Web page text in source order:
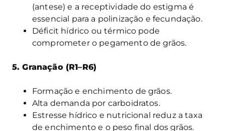
(antese) e a receptividade do estigma é
essencial para a polinização e fecundação.
Déficit hídrico ou térmico pode
comprometer o pegamento de grãos.
5. Granação (R1–R6)
Formação e enchimento de grãos.
Alta demanda por carboidratos.
Estresse hídrico e nutricional reduz a taxa
de enchimento e o peso final dos grãos.